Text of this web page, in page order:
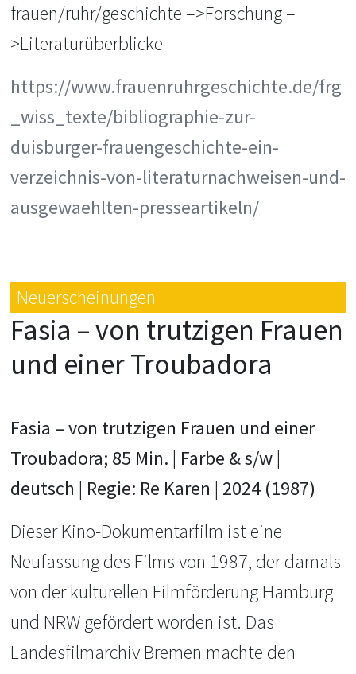
frauen/ruhr/geschichte –>Forschung –
>Literaturüberblicke
https://www.frauenruhrgeschichte.de/frg
_wiss_texte/bibliographie-zur-
duisburger-frauengeschichte-ein-
verzeichnis-von-literaturnachweisen-und-
ausgewaehlten-presseartikeln/
Neuerscheinungen
Fasia – von trutzigen Frauen
und einer Troubadora
Fasia –von trutzigen Frauen und einer
Troubadora; 85 Min. | Farbe & s/w |
deutsch | Regie: Re Karen | 2024 (1987)
Dieser Kino-Dokumentarfilm ist eine
Neufassung des Films von 1987, der damals
von der kulturellen Filmförderung Hamburg
und NRW gefördert worden ist. Das
Landesfilmarchiv Bremen machte den